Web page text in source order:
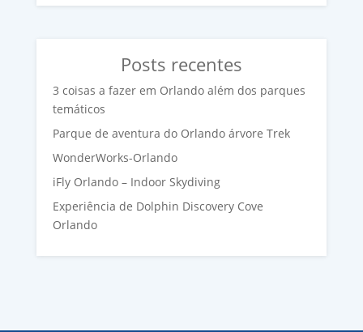
Posts recentes
3 coisas a fazer em Orlando além dos parques
temáticos
Parque de aventura do Orlando árvore Trek
WonderWorks-Orlando
iFly Orlando – Indoor Skydiving
Experiência de Dolphin Discovery Cove
Orlando